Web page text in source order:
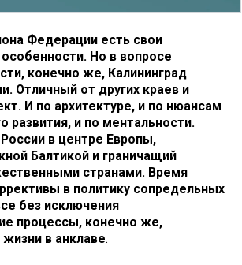
Федерации есть свои
Но в вопросе
конечно же, Калининград
Отличный от других краев и
И по архитектуре, и по нюансам
развития, и по ментальности.
в центре Европы,
Балтикой и граничащий
странами. Время
в политику сопредельных
без исключения
процессы, конечно же,
в анклаве.